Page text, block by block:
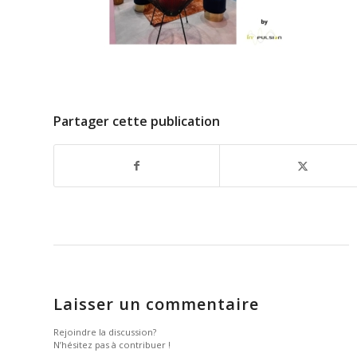
Partager cette publication
Laisser un commentaire
Rejoindre la discussion?
N’hésitez pas à contribuer !